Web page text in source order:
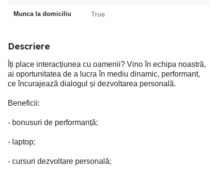
Munca la domiciliu True
Descriere
Îți place interacțiunea cu oamenii? Vino în echipa noastră,
ai oportunitatea de a lucra în mediu dinamic, performant,
ce încurajează dialogul și dezvoltarea personală.
Beneficii:
- bonusuri de performanță;
- laptop;
- cursuri dezvoltare personală;